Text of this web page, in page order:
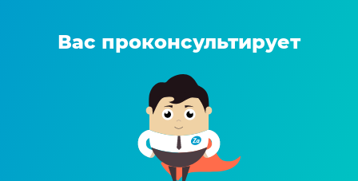
Вас проконсультирует